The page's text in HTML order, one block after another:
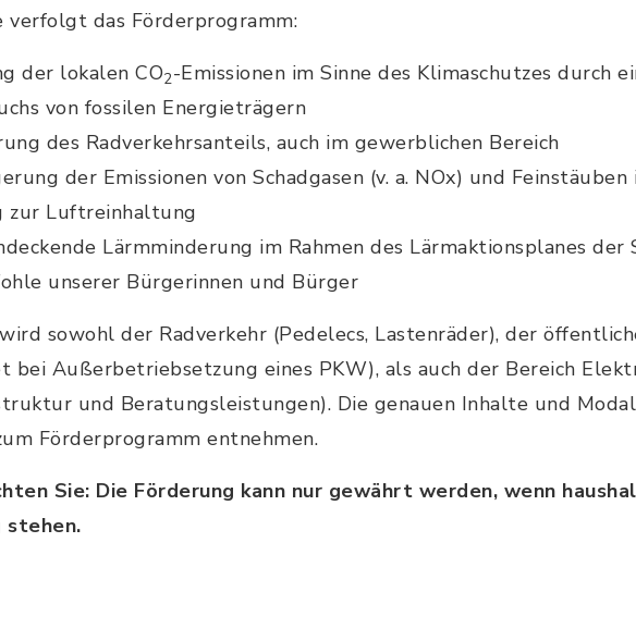
verfolgt das Förderprogramm:
der lokalen CO2-Emissionen im Sinne des Klimaschutzes durch
von fossilen Energieträgern
des Radverkehrsanteils, auch im gewerblichen Bereich
der Emissionen von Schadgasen (v. a. NOx) und
zur Luftreinhaltung
Lärmminderung im Rahmen des Lärmaktionsplanes
unserer Bürgerinnen und Bürger
sowohl der Radverkehr (Pedelecs, Lastenräder), der
bei Außerbetriebsetzung eines PKW), als auch der Bereich
und Beratungsleistungen). Die genauen Inhalte und
Förderprogramm entnehmen.
Sie: Die Förderung kann nur gewährt werden, wenn
stehen.